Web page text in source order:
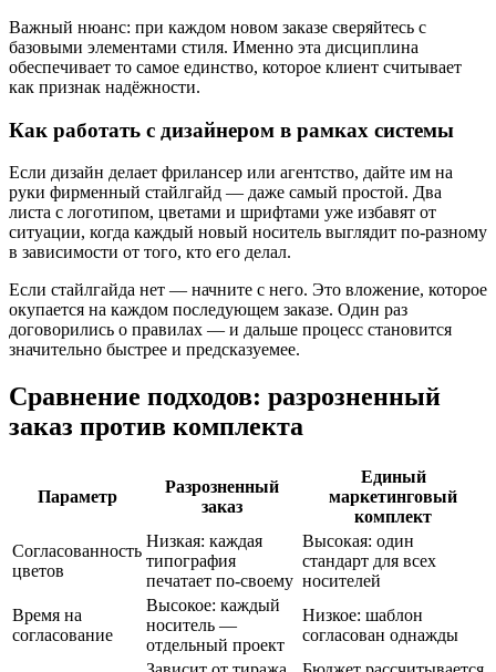
Важный нюанс: при каждом новом заказе сверяйтесь с
базовыми элементами стиля. Именно эта дисциплина
обеспечивает то самое единство, которое клиент считывает
как признак надёжности.
Как работать с дизайнером в рамках системы
Если дизайн делает фрилансер или агентство, дайте им на
руки фирменный стайлгайд — даже самый простой. Два
листа с логотипом, цветами и шрифтами уже избавят от
ситуации, когда каждый новый носитель выглядит по-разному
в зависимости от того, кто его делал.
Если стайлгайда нет — начните с него. Это вложение, которое
окупается на каждом последующем заказе. Один раз
договорились о правилах — и дальше процесс становится
значительно быстрее и предсказуемее.
Сравнение подходов: разрозненный
заказ против комплекта
Параметр
Разрозненный
заказ
Единый
маркетинговый
комплект
Согласованность
цветов
Низкая: каждая
типография
печатает по-своему
Высокая: один
стандарт для всех
носителей
Время на
согласование
Высокое: каждый
носитель —
отдельный проект
Низкое: шаблон
согласован однажды